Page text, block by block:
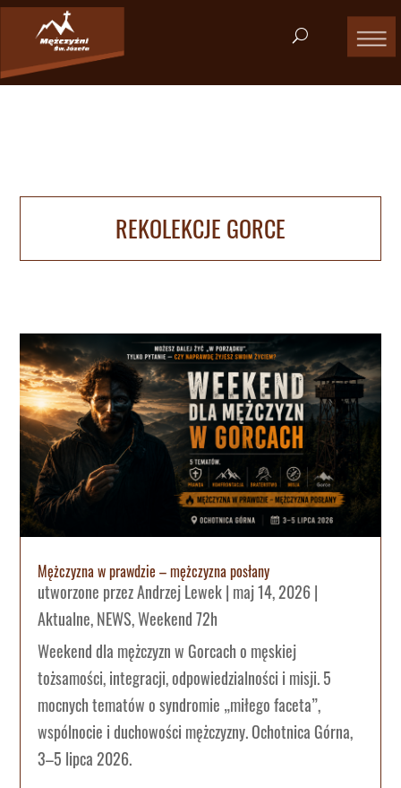
REKOLEKCJE GORCE
Mężczyzna w prawdzie – mężczyzna posłany
utworzone przezAndrzej Lewek| maj 14, 2026|
Aktualne,NEWS,Weekend 72h
Weekend dla mężczyzn w Gorcach o męskiej
tożsamości, integracji, odpowiedzialności i misji. 5
mocnych tematów o syndromie „miłego faceta”,
wspólnocie i duchowości mężczyzny. Ochotnica Górna,
3–5 lipca 2026.